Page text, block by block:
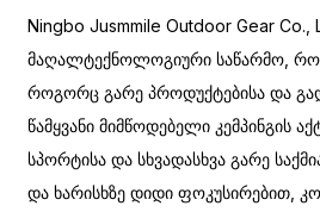
Ningbo Jusmmile Outdoor Gear Co.,
მაღალტექნოლოგიური საწარმო,
როგორც გარე პროდუქტებისა და
წამყვანი მიმწოდებელი კემპინგის
სპორტისა და სხვადასხვა გარე
და ხარისხზე დიდი ფოკუსირებით,